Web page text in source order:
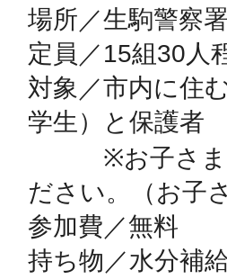
場所／生駒警察
定員／15組30人
対象／市内に住
学生）と保護者
※お子さまは
ださい。（お子
参加費／無料
持ち物／水分補